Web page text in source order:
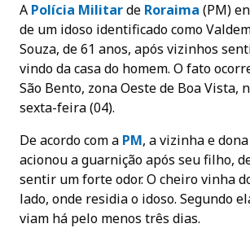
A Polícia Militarde Roraima (PM)
de um idoso identificado como
Souza, de 61 anos, após vizinhos
vindo da casa do homem. O fato
São Bento, zona Oeste de Boa Vista,
sexta-feira (04).
De acordo com a PM, a vizinha e
acionou a guarnição após seu filho,
sentir um forte odor. O cheiro vinha
lado, onde residia o idoso. Segundo
viam há pelo menos três dias.